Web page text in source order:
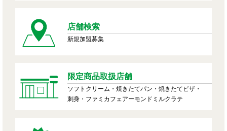
店舗検索
新規加盟募集
限定商品取扱店舗
ソフトクリーム・焼きたてパン・焼きたてピザ・
刺身・ファミカフェアーモンドミルクラテ